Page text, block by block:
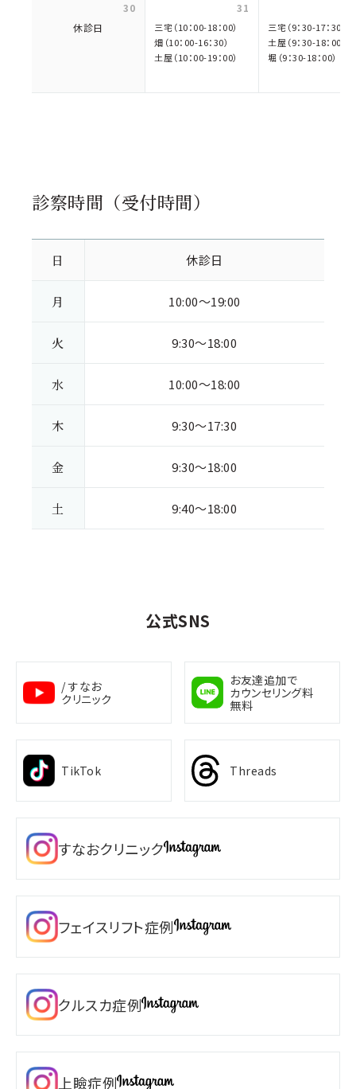
30
休診日
31
三宅（10：00-18：00）
畑（10：00-16：30）
土屋（10：00-19：00）
三宅（9：30-17：30）
土屋（9：30-18：00）
堀（9：30-18：00）
診察時間（受付時間）
日
月
火
水
木
金
土
休診日
10:00～19:00
9:30～18:00
10:00～18:00
9:30～17:30
9:30～18:00
9:40～18:00
公式SNS
/ すなお
クリニック
お友達追加で
カウンセリング料
無料
TikTok Threads
すなおクリニック
フェイスリフト症例
クルスカ症例
上瞼症例